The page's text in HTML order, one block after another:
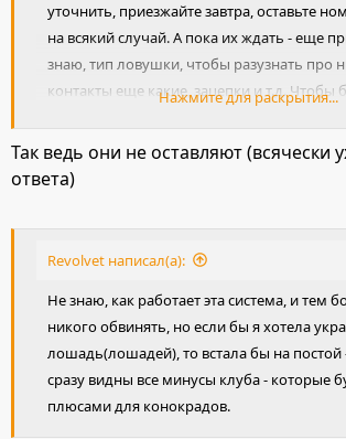
уточнить, приезжайте завтра, оставьте
на всякий случай. А пока их ждать - еще
знаю, тип ловушки, чтобы разузнать про
контакты еще какие, зацепки и т.д. Чтобы
Нажмите для раскрытия...
Так ведь они не оставляют (всячески
ответа)
Revolvet написал(а):
Не знаю, как работает эта система, и тем
никого обвинять, но если бы я хотела
лошадь(лошадей), то встала бы на постой
сразу видны все минусы клуба - которые
плюсами для конокрадов.